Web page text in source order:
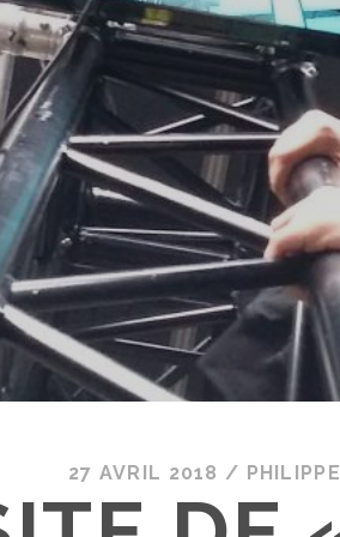
27 AVRIL 2018 / PHILIPPE